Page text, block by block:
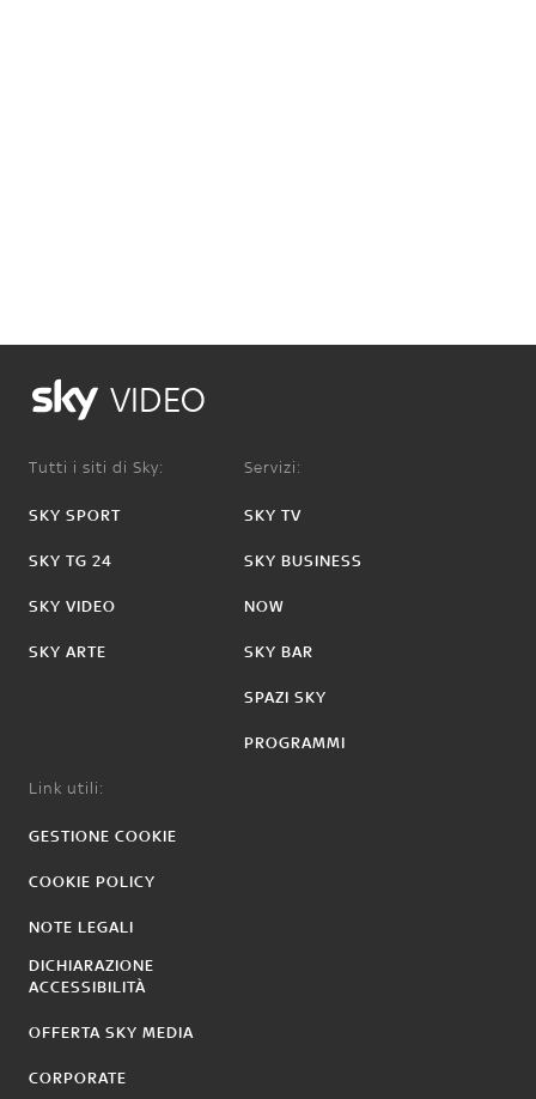
VIDEO
Tutti i siti di Sky:
SKY SPORT
SKY TG 24
SKY VIDEO
SKY ARTE
Servizi:
SKY TV
SKY BUSINESS
NOW
SKY BAR
SPAZI SKY
PROGRAMMI
Link utili:
GESTIONE COOKIE
COOKIE POLICY
NOTE LEGALI
DICHIARAZIONE
ACCESSIBILITÀ
OFFERTA SKY MEDIA
CORPORATE